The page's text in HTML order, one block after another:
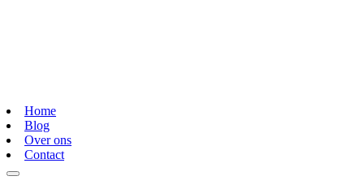
Home
Blog
Over ons
Contact